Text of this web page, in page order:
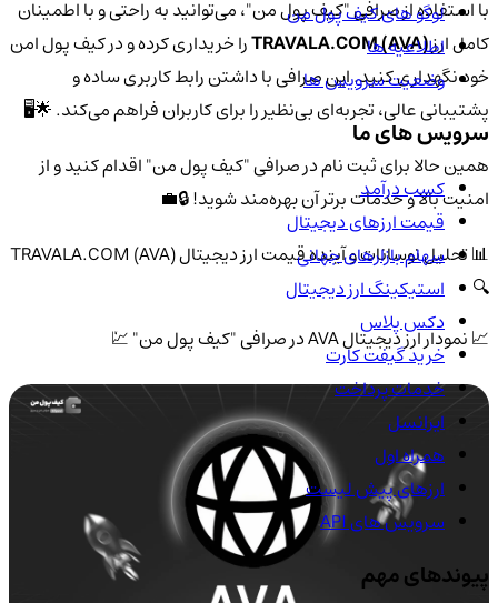
با استفاده از صرافی "کیف پول من"، می‌توانید به راحتی و با اطمینان
کامل ارزTRAVALA.COM (AVA)را خریداری کرده و در کیف پول امن
خود نگهداری کنید. این صرافی با داشتن رابط کاربری ساده و
پشتیبانی عالی، تجربه‌ای بی‌نظیر را برای کاربران فراهم می‌کند. 🌟🖥️
همین حالا برای ثبت نام در صرافی "کیف پول من" اقدام کنید و از
امنیت بالا و خدمات برتر آن بهره‌مند شوید! 🔒💼
📊 تحلیل نوسانات و آینده قیمت ارز دیجیتال TRAVALA.COM (AVA)
🔍
📈 نمودار ارز دیجیتال AVA در صرافی "کیف پول من" 💹
لوگو های کیف پول من
اطلاعیه ها
وضعیت سرویس ها
سرویس های ما
کسب درآمد
قیمت ارزهای دیجیتال
سهام بازارهای جهانی
استیکینگ ارز دیجیتال
دکس پلاس
خرید گیفت کارت
خدمات پرداخت
ایرانسل
همراه اول
ارزهای پیش لیست
سرویس های API
پیوندهای مهم